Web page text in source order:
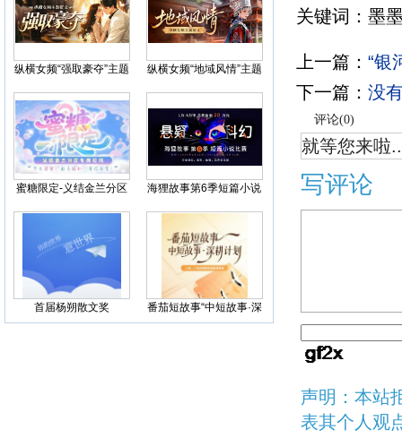
纵横女频“强取豪夺”主题
纵横女频“地域风情”主题
蜜糖限定-义结金兰分区
海狸故事第6季短篇小说
文
首届杨朔散文奖
番茄短故事“中短故事·深
耕计划”激励活动
关键词：墨
上一篇： “银
下一篇： 没
评论(0)
就等您来啦
写评论
声明：本站
表其个人观